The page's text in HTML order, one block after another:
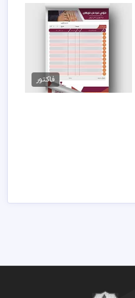
طرح فاکتور مزون عروس
89,000 تومان
فاکتور